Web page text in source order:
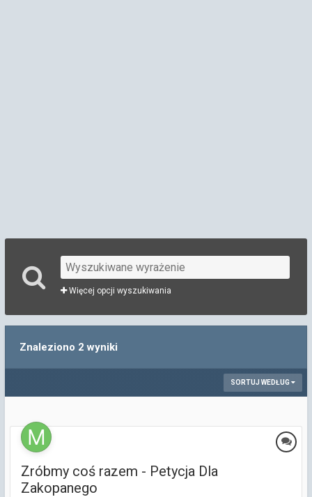
Więcej opcji wyszukiwania
Znaleziono 2 wyniki
SORTUJ WEDŁUG
Zróbmy coś razem - Petycja Dla
Zakopanego